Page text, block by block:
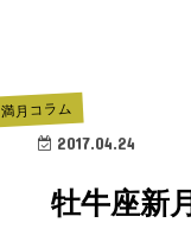
満月コラム
2017.04.24
牡牛座新